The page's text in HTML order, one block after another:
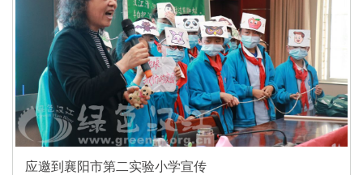
应邀到襄阳市第二实验小学宣传